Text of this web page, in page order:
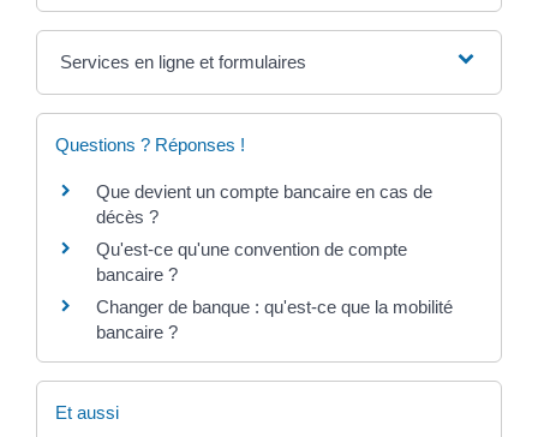
Services en ligne et formulaires
Questions ? Réponses !
Que devient un compte bancaire en cas de
décès ?
Qu'est-ce qu'une convention de compte
bancaire ?
Changer de banque : qu'est-ce que la mobilité
bancaire ?
Et aussi